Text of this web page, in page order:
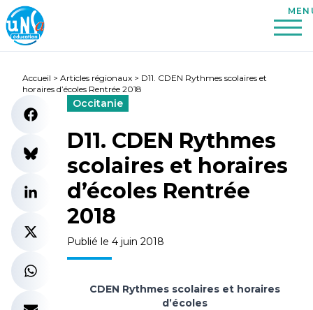
Accueil > Articles régionaux > D11. CDEN Rythmes scolaires et
horaires d’écoles Rentrée 2018
Occitanie
D11. CDEN Rythmes
scolaires et horaires
d’écoles Rentrée
2018
Publié le 4 juin 2018
CDEN Rythmes scolaires et horaires
d’écoles